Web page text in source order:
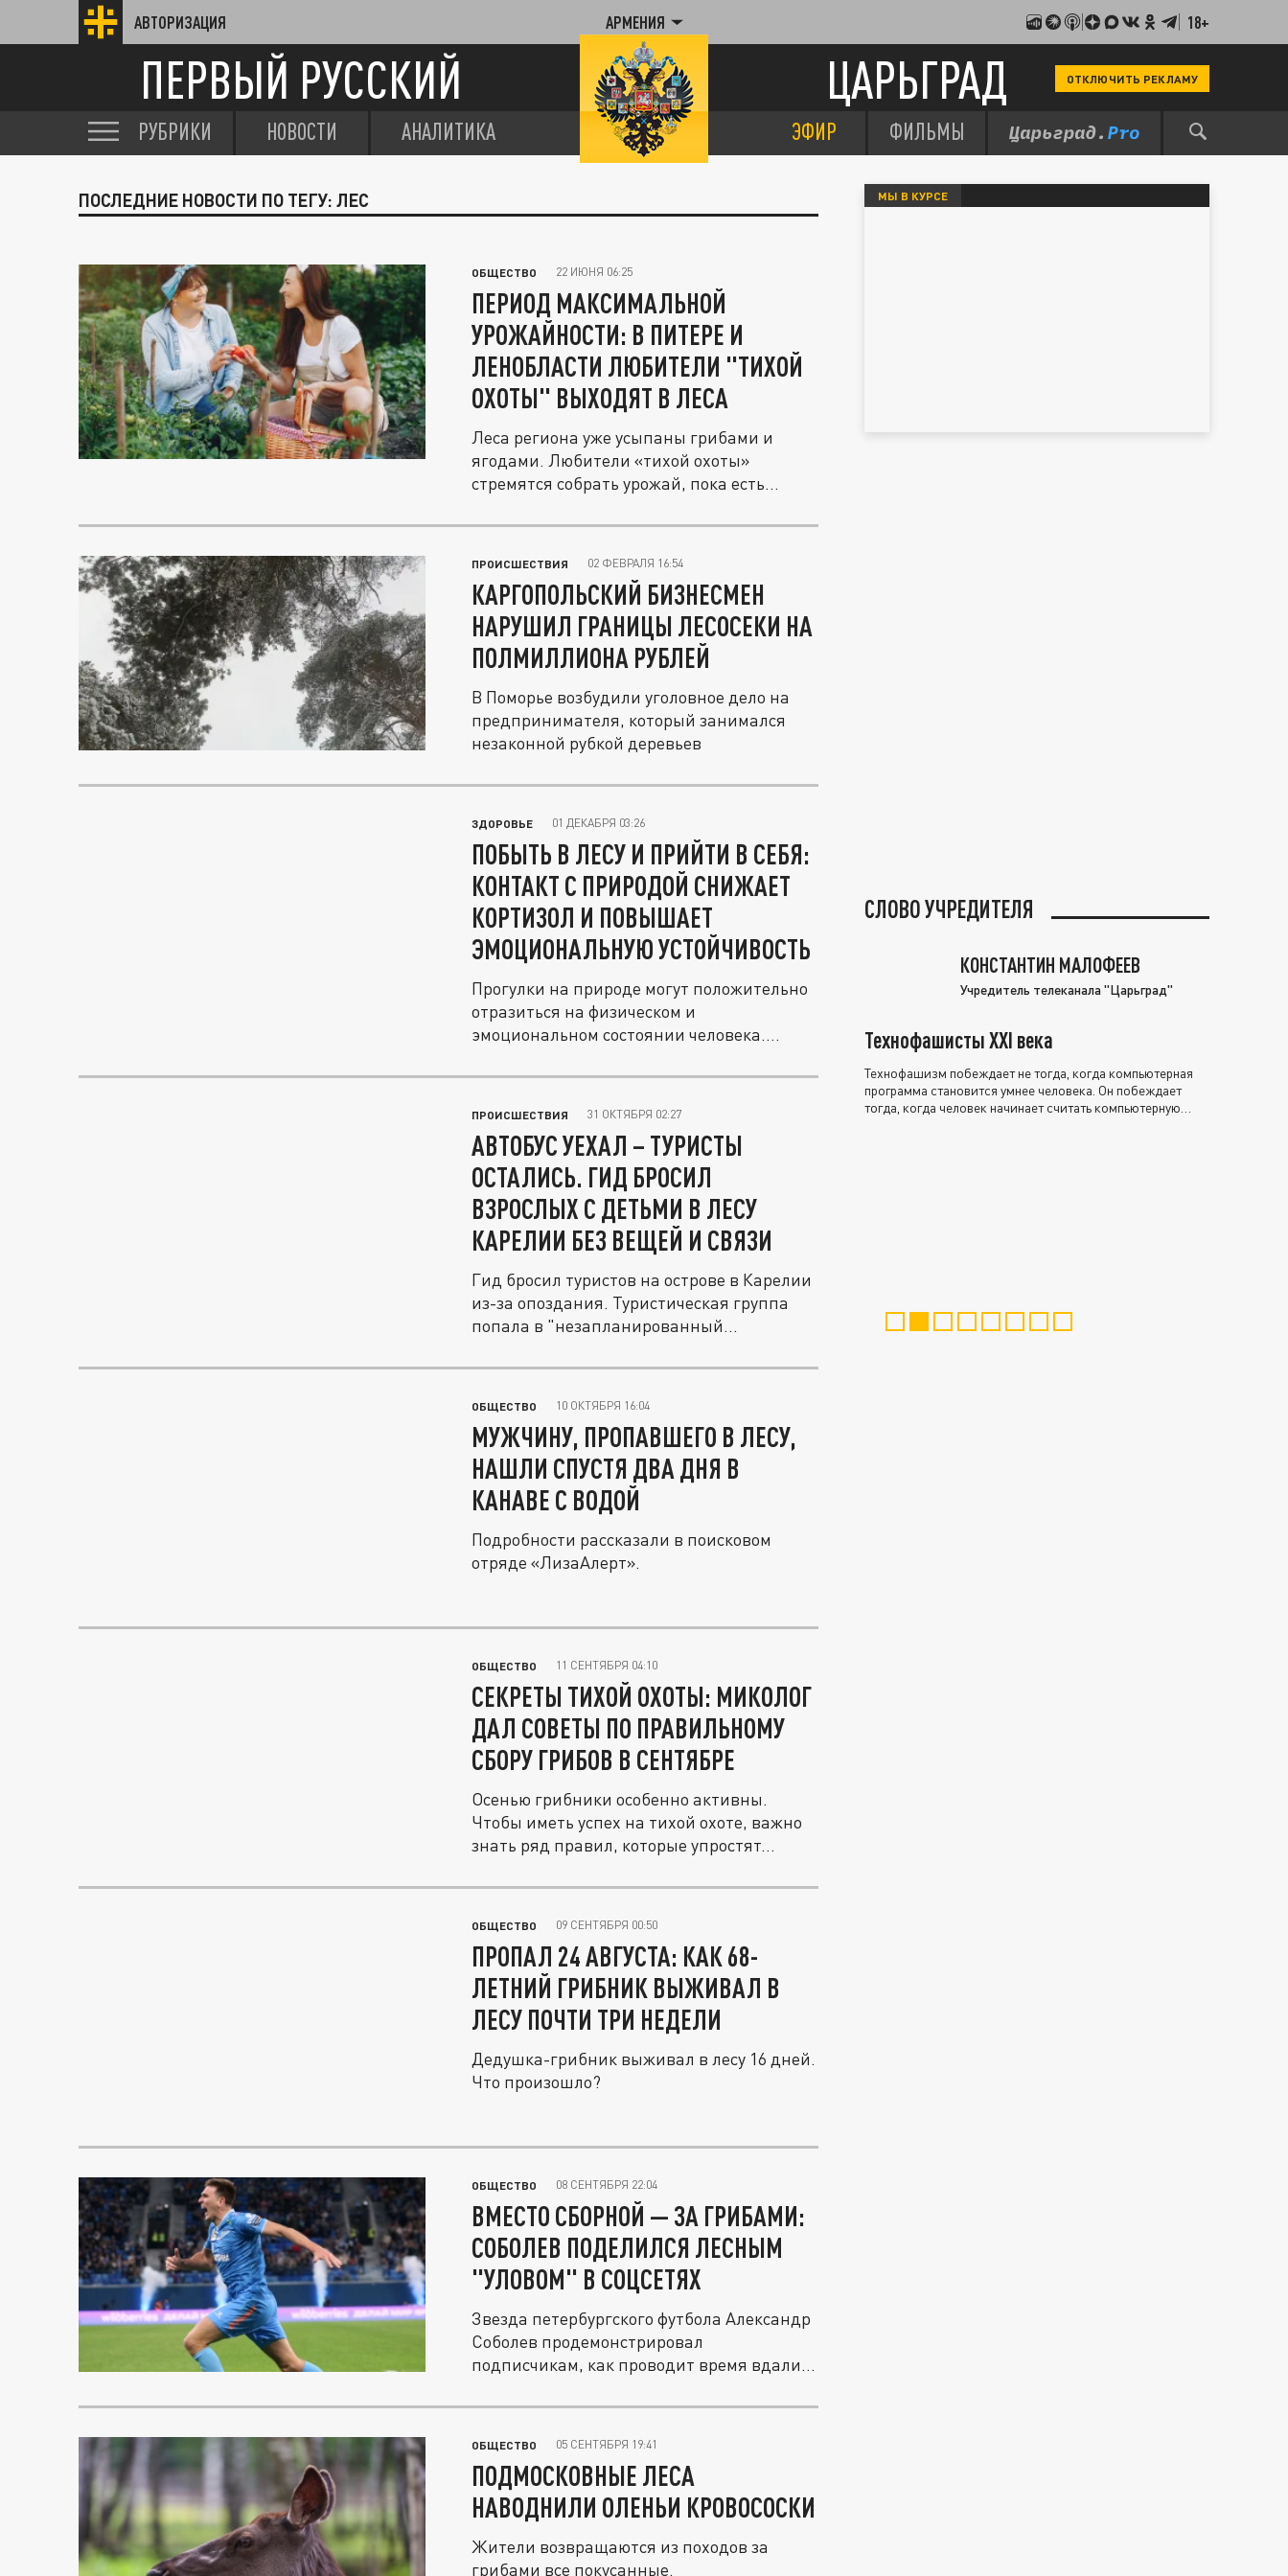
АВТОРИЗАЦИЯ АРМЕНИЯ 18+
ПЕРВЫЙ РУССКИЙ ЦАРЬГРАД ОТКЛЮЧИТЬ РЕКЛАМУ
РУБРИКИ НОВОСТИ АНАЛИТИКА ЭФИР ФИЛЬМЫ
ПОСЛЕДНИЕ НОВОСТИ ПО ТЕГУ: ЛЕС
ОБЩЕСТВО 22 ИЮНЯ 06:25
ПЕРИОД МАКСИМАЛЬНОЙ
УРОЖАЙНОСТИ: В ПИТЕРЕ И
ЛЕНОБЛАСТИ ЛЮБИТЕЛИ "ТИХОЙ
ОХОТЫ" ВЫХОДЯТ В ЛЕСА
Леса региона уже усыпаны грибами и
ягодами. Любители «тихой охоты»
стремятся собрать урожай, пока есть
ПРОИСШЕСТВИЯ 02 ФЕВРАЛЯ 16:54
КАРГОПОЛЬСКИЙ БИЗНЕСМЕН
НАРУШИЛ ГРАНИЦЫ ЛЕСОСЕКИ НА
ПОЛМИЛЛИОНА РУБЛЕЙ
В Поморье возбудили уголовное дело на
предпринимателя, который занимался
незаконной рубкой деревьев
ЗДОРОВЬЕ 01 ДЕКАБРЯ 03:26
ПОБЫТЬ В ЛЕСУ И ПРИЙТИ В СЕБЯ:
КОНТАКТ С ПРИРОДОЙ СНИЖАЕТ
КОРТИЗОЛ И ПОВЫШАЕТ
ЭМОЦИОНАЛЬНУЮ УСТОЙЧИВОСТЬ
Прогулки на природе могут положительно
отразиться на физическом и
эмоциональном состоянии человека.
ПРОИСШЕСТВИЯ 31 ОКТЯБРЯ 02:27
АВТОБУС УЕХАЛ – ТУРИСТЫ
ОСТАЛИСЬ. ГИД БРОСИЛ
ВЗРОСЛЫХ С ДЕТЬМИ В ЛЕСУ
КАРЕЛИИ БЕЗ ВЕЩЕЙ И СВЯЗИ
Гид бросил туристов на острове в Карелии
из-за опоздания. Туристическая группа
попала в "незапланированный...
ОБЩЕСТВО 10 ОКТЯБРЯ 16:04
МУЖЧИНУ, ПРОПАВШЕГО В ЛЕСУ,
НАШЛИ СПУСТЯ ДВА ДНЯ В
КАНАВЕ С ВОДОЙ
Подробности рассказали в поисковом
отряде «ЛизаАлерт».
ОБЩЕСТВО 11 СЕНТЯБРЯ 04:10
СЕКРЕТЫ ТИХОЙ ОХОТЫ: МИКОЛОГ
ДАЛ СОВЕТЫ ПО ПРАВИЛЬНОМУ
СБОРУ ГРИБОВ В СЕНТЯБРЕ
Осенью грибники особенно активны.
Чтобы иметь успех на тихой охоте, важно
знать ряд правил, которые упростят...
ОБЩЕСТВО 09 СЕНТЯБРЯ 00:50
ПРОПАЛ 24 АВГУСТА: КАК 68-
ЛЕТНИЙ ГРИБНИК ВЫЖИВАЛ В
ЛЕСУ ПОЧТИ ТРИ НЕДЕЛИ
Дедушка-грибник выживал в лесу 16 дней.
Что произошло?
ОБЩЕСТВО 08 СЕНТЯБРЯ 22:04
ВМЕСТО СБОРНОЙ — ЗА ГРИБАМИ:
СОБОЛЕВ ПОДЕЛИЛСЯ ЛЕСНЫМ
"УЛОВОМ" В СОЦСЕТЯХ
Звезда петербургского футбола Александр
Соболев продемонстрировал
подписчикам, как проводит время вдали
ОБЩЕСТВО 05 СЕНТЯБРЯ 19:41
ПОДМОСКОВНЫЕ ЛЕСА
НАВОДНИЛИ ОЛЕНЬИ КРОВОСОСКИ
Жители возвращаются из походов за
грибами все покусанные.
МЫ В КУРСЕ
СЛОВО УЧРЕДИТЕЛЯ
КОНСТАНТИН МАЛОФЕЕВ
Учредитель телеканала "Царьград"
Технофашисты XXI века
Технофашизм побеждает не тогда, когда компьютерная
программа становится умнее человека. Он побеждает
тогда, когда человек начинает считать компьютерную